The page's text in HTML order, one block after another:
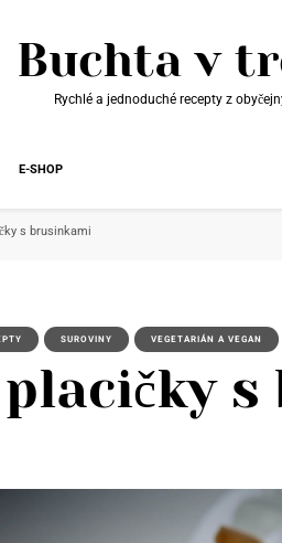
Buchta v
Rychlé a jednoduché recepty z
E-SHOP
s brusinkami
SUROVINY VEGETARIÁN A VEGAN